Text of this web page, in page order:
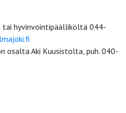
hyvinvointipäälliköltä 044-
osalta Aki Kuusistolta, puh. 040-